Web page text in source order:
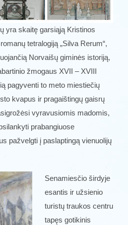
yra skaitę garsiąją Kristinos
tetralogiją „Silva Rerum“,
Norvaišų giminės istoriją,
žmogaus XVII – XVIII
pagyventi to meto miestiečių
kvapus ir pragaištingų gaisrų
vyravusiomis madomis,
prabangiuose
pažvelgti į paslaptingą vienuolijų
Senamiesčio širdyje
esantis ir užsienio
turistų traukos centru
tapęs gotikinis